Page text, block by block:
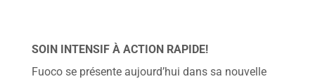
Éditions limitées
SOIN INTENSIF À ACTION RAPIDE!
Fuoco se présente aujourd’hui dans sa nouvelle